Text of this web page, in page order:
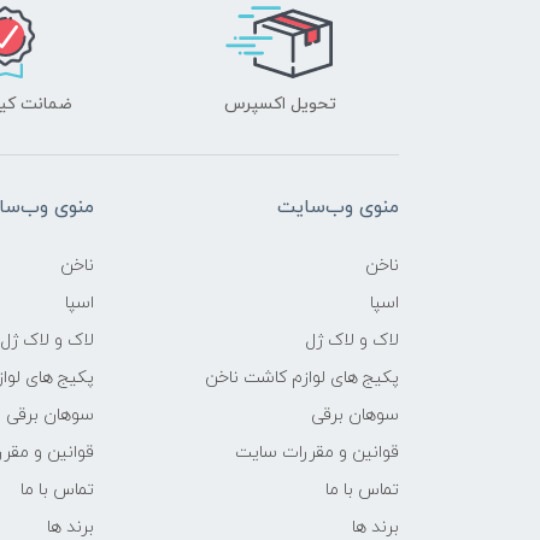
تحویل اکسپرس ضمانت
منوی وب‌سایت
ناخن
اسپا
لاک و لاک ژل
پکیج های لوازم کاشت ناخن
سوهان برقی
قوانین و مقررات سایت
تماس با ما
برند ها
منوی
ناخن
اسپا
لاک و لاک ژل
پکیج های
سوهان برقی
قوانین و
تماس با ما
برند ها